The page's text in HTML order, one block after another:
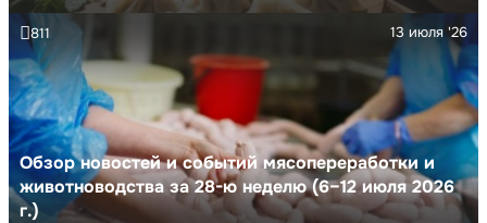
Обзор новостей и событий мясопереработки и
животноводства за 28-ю неделю (6–12 июля 2026
г.)
13 июля '26
811